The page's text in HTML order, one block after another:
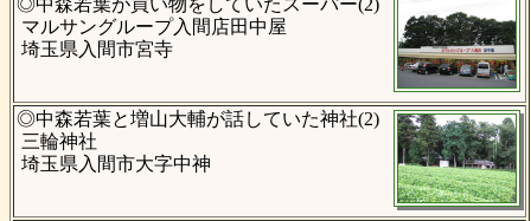
マルサングループ入間店田中屋
埼玉県入間市宮寺
◎中森若葉と増山大輔が話していた神社(2)
三輪神社
埼玉県入間市大字中神